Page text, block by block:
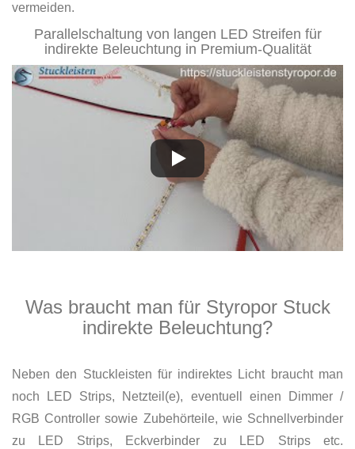
vermeiden.
Parallelschaltung von langen LED Streifen für
indirekte Beleuchtung in Premium-Qualität
Was braucht man für Styropor Stuck
indirekte Beleuchtung?
Neben den Stuckleisten für indirektes Licht braucht man
noch LED Strips, Netzteil(e), eventuell einen Dimmer /
RGB Controller sowie Zubehörteile, wie Schnellverbinder
zu LED Strips, Eckverbinder zu LED Strips etc.